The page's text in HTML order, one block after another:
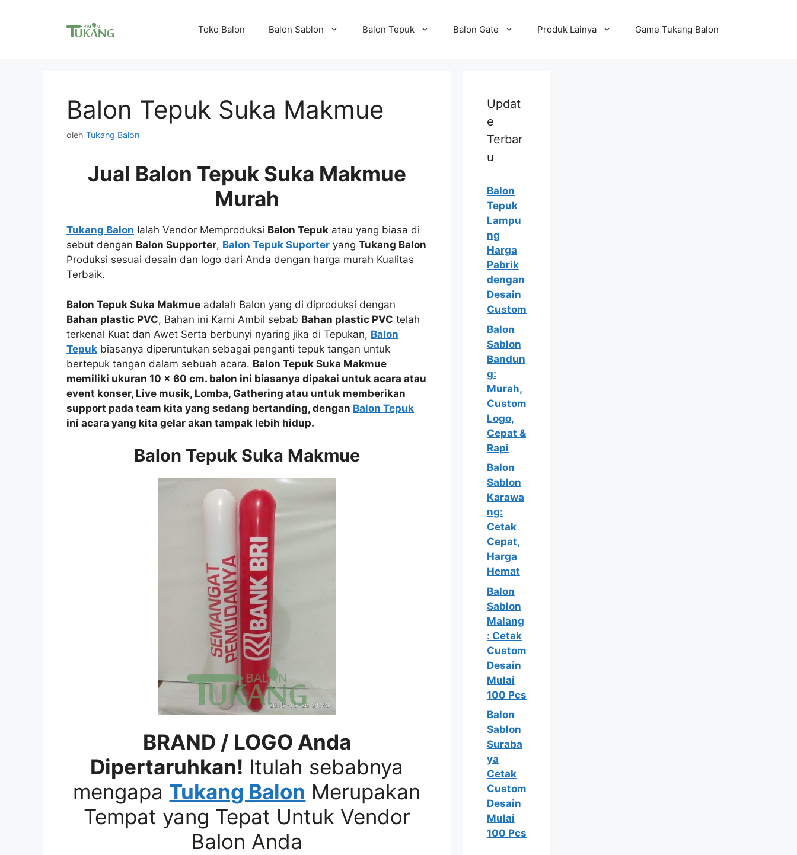
Toko Balon Balon Sablon Balon Tepuk Balon Gate Produk Lainya Game Tukang Balon
Balon Tepuk Suka Makmue
oleh Tukang Balon
Jual Balon Tepuk Suka Makmue
Murah
Tukang Balon Ialah Vendor Memproduksi Balon Tepuk atau yang biasa di
sebut dengan Balon Supporter, Balon Tepuk Suporter yang Tukang Balon
Produksi sesuai desain dan logo dari Anda dengan harga murah Kualitas
Terbaik.
Balon Tepuk Suka Makmue adalah Balon yang di diproduksi dengan
Bahan plastic PVC, Bahan ini Kami Ambil sebab Bahan plastic PVC telah
terkenal Kuat dan Awet Serta berbunyi nyaring jika di Tepukan, Balon
Tepuk biasanya diperuntukan sebagai penganti tepuk tangan untuk
bertepuk tangan dalam sebuah acara. Balon Tepuk Suka Makmue
memiliki ukuran 10 x 60 cm. balon ini biasanya dipakai untuk acara atau
event konser, Live musik, Lomba, Gathering atau untuk memberikan
support pada team kita yang sedang bertanding, dengan Balon Tepuk
ini acara yang kita gelar akan tampak lebih hidup.
Balon Tepuk Suka Makmue
BRAND / LOGO Anda
Dipertaruhkan! Itulah sebabnya
mengapa Tukang Balon Merupakan
Tempat yang Tepat Untuk Vendor
Balon Anda
Updat
e
Terbar
u
Balon
Tepuk
Lampu
ng
Harga
Pabrik
dengan
Desain
Custom
Balon
Sablon
Bandun
g:
Murah,
Custom
Logo,
Cepat &
Rapi
Balon
Sablon
Karawa
ng:
Cetak
Cepat,
Harga
Hemat
Balon
Sablon
Malang
: Cetak
Custom
Desain
Mulai
100 Pcs
Balon
Sablon
Suraba
ya
Cetak
Custom
Desain
Mulai
100 Pcs